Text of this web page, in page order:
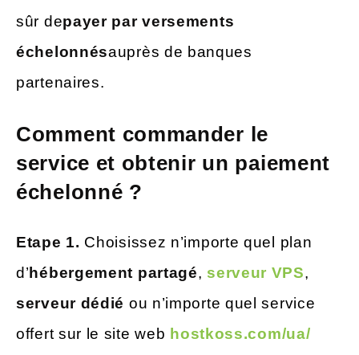
sûr depayer par versements
échelonnésauprès de banques
partenaires.
Comment commander le
service et obtenir un paiement
échelonné ?
Etape 1. Choisissez n’importe quel plan
d’hébergement partagé, serveur VPS,
serveur dédié ou n’importe quel service
offert sur le site web hostkoss.com/ua/